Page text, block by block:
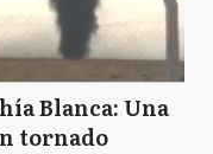
Blanca: Una
tornado